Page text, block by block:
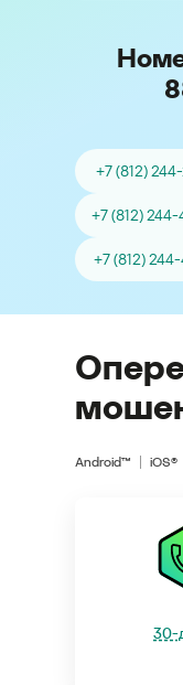
+7 (812)
+7 (812)
+7 (812)
Android™ iOS®
30-